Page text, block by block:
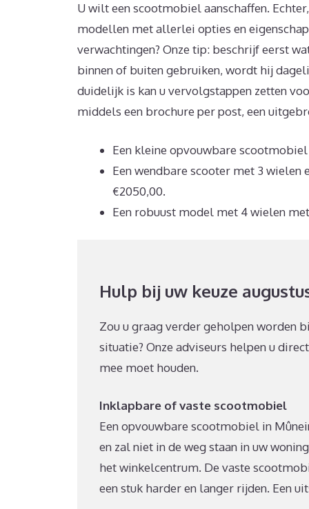
U wilt een scootmobiel aanschaffen.
modellen met allerlei opties en
verwachtingen? Onze tip: beschrijf eerst
binnen of buiten gebruiken, wordt hij
duidelijk is kan u vervolgstappen zetten
middels een brochure per post, een
Een kleine opvouwbare
Een wendbare scooter met 3 wielen
€2050,00.
Een robuust model met 4 wielen
Hulp bij uw keuze
Zou u graag verder geholpen worden
situatie? Onze adviseurs helpen u
mee moet houden.
Inklapbare of vaste scootmobiel
Een opvouwbare scootmobiel in
en zal niet in de weg staan in uw
het winkelcentrum. De vaste
een stuk harder en langer rijden. Een